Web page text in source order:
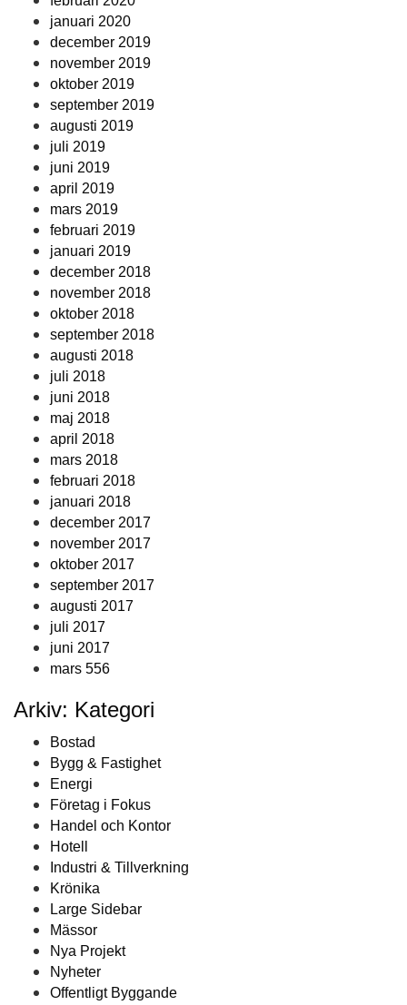
januari 2020
december 2019
november 2019
oktober 2019
september 2019
augusti 2019
juli 2019
juni 2019
april 2019
mars 2019
februari 2019
januari 2019
december 2018
november 2018
oktober 2018
september 2018
augusti 2018
juli 2018
juni 2018
maj 2018
april 2018
mars 2018
februari 2018
januari 2018
december 2017
november 2017
oktober 2017
september 2017
augusti 2017
juli 2017
juni 2017
mars 556
Arkiv: Kategori
Bostad
Bygg & Fastighet
Energi
Företag i Fokus
Handel och Kontor
Hotell
Industri & Tillverkning
Krönika
Large Sidebar
Mässor
Nya Projekt
Nyheter
Offentligt Byggande